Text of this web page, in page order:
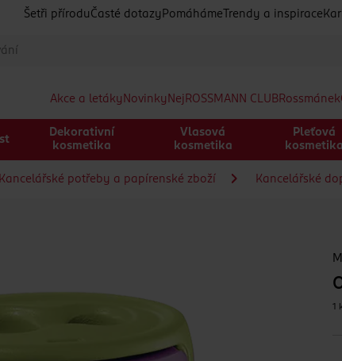
Šetři přírodu Časté dotazy Pomáháme Trendy a inspirace
Akce a letáky Novinky Nej ROSSMANN CLUBRossmánek
Dekorativní
kosmetika
Vlasová
kosmetika
Pleťová
kosmetika
Kancelářské potřeby a papírenské zboží Kancelářské
1